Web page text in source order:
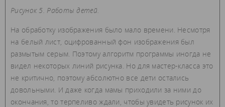
Рисунок 5. Работы детей.
На обработку изображения было мало времени. Несмотря
на белый лист, оцифрованный фон изображения был
размытым серым. Поэтому алгоритм программы иногда не
видел некоторых линий рисунка. Но для мастер-класса это
не критично, поэтому абсолютно все дети остались
довольными. И даже когда мамы приходили за ними до
окончания, то терпеливо ждали, чтобы увидеть рисунок их